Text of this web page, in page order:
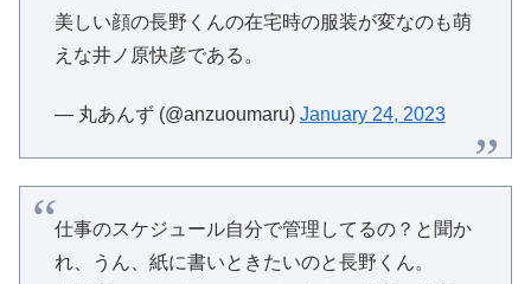
美しい顔の長野くんの在宅時の服装が変なのも萌
えな井ノ原快彦である。
— 丸あんず (@anzuoumaru) January 24, 2023
仕事のスケジュール自分で管理してるの？と聞か
れ、うん、紙に書いときたいのと長野くん。